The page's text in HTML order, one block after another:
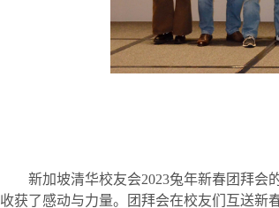
新加坡清华校友会2023兔年新春团拜会
收获了感动与力量。团拜会在校友们互送新